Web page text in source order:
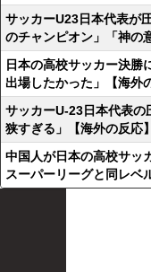
サッカーU23日本代表が
のチャンピオン」「神の
日本の高校サッカー決勝
出場したかった」【海外
サッカーU-23日本代表の
狭すぎる」【海外の反応】
中国人が日本の高校サッ
スーパーリーグと同レベ